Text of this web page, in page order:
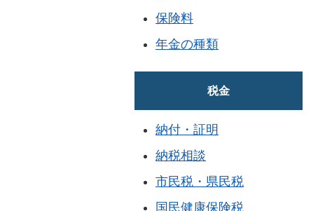
保険料
年金の種類
税金
納付・証明
納税相談
市民税・県民税
国民健康保険税